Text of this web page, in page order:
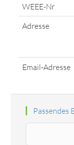
WEEE-Nr
Adresse
Email-Adresse
Passendes